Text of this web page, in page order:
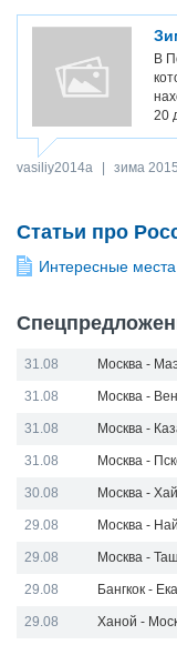
В
20
vasiliy2014a зима 2015
Статьи про
Интересные
31.08 Москва -
31.08 Москва -
31.08 Москва -
31.08 Москва -
30.08 Москва -
29.08 Москва -
29.08 Москва -
29.08 Бангкок -
29.08 Ханой -